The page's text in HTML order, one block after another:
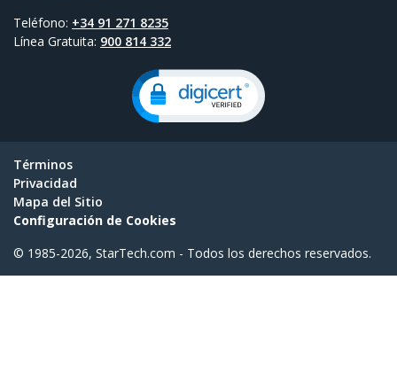
Teléfono: +34 91 271 8235
Línea Gratuita: 900 814 332
Términos
Privacidad
Mapa del Sitio
Configuración de Cookies
© 1985-2026, StarTech.com - Todos los derechos reservados.